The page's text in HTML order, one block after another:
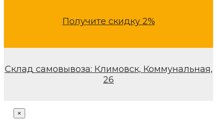
Получите скидку 2%
Склад самовывоза: Климовск, Коммунальная,
26
×